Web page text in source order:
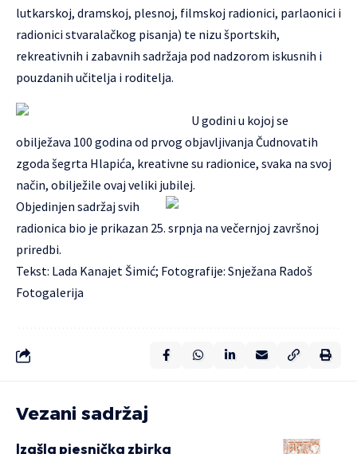
lutkarskoj, dramskoj, plesnoj, filmskoj radionici, parlaonici i
radionici stvaralačkog pisanja) te nizu športskih,
rekreativnih i zabavnih sadržaja pod nadzorom iskusnih i
pouzdanih učitelja i roditelja.
U godini u kojoj se
obilježava 100 godina od prvog objavljivanja Čudnovatih
zgoda šegrta Hlapića, kreativne su radionice, svaka na svoj
način, obilježile ovaj veliki jubilej.
Objedinjen sadržaj svih
radionica bio je prikazan 25. srpnja na večernjoj završnoj
priredbi.
Tekst: Lada Kanajet Šimić; Fotografije: Snježana Radoš
Fotogalerija
Vezani sadržaj
Izašla pjesnička zbirka